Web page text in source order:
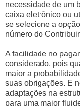
necessidade de um
caixa eletrônico ou
se selecione a
número do
A facilidade no
considerado, pois
maior a
suas obrigações. É
adaptações na
para uma maior